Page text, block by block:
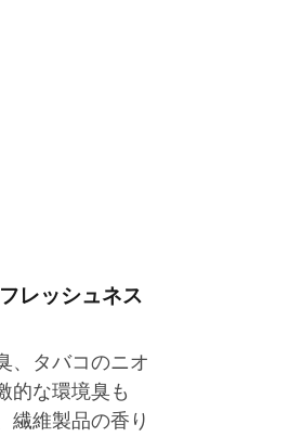
レッシュネス
、タバコのニオ
的な環境臭も
繊維製品の香り